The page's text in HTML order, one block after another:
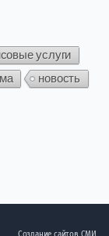
услуги
новость